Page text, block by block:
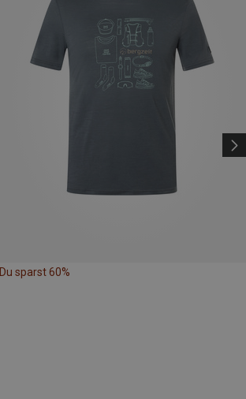
Du sparst 60%